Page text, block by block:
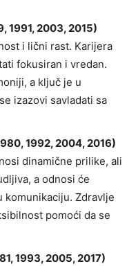
1991, 2003, 2015)
i lični rast. Karijera
fokusiran i vredan.
a ključ je u
izazovi savladati sa
1992, 2004, 2016)
dinamične prilike, ali
a odnosi će
Zdravlje
pomoći da se
1993, 2005, 2017)